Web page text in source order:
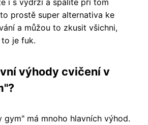
prostě super alternativa ke
a můžou to zkusit všichni,
je fuk.
výhody cvičení v
gym" má mnoho hlavních výhod.